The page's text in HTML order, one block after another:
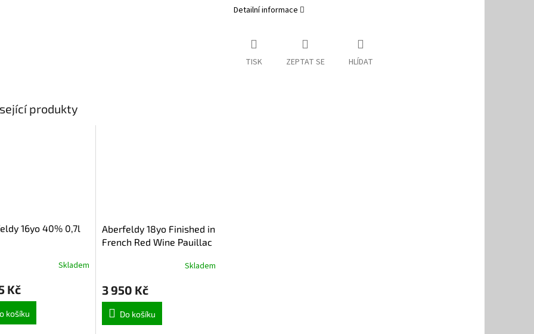
Detailní informace
TISK ZEPTAT SE HLÍDAT
produkty
16yo 40% 0,7l
Skladem
Kč
košíku
Aberfeldy 18yo Finished in
French Red Wine Pauillac
Skladem
3 950 Kč
Do košíku